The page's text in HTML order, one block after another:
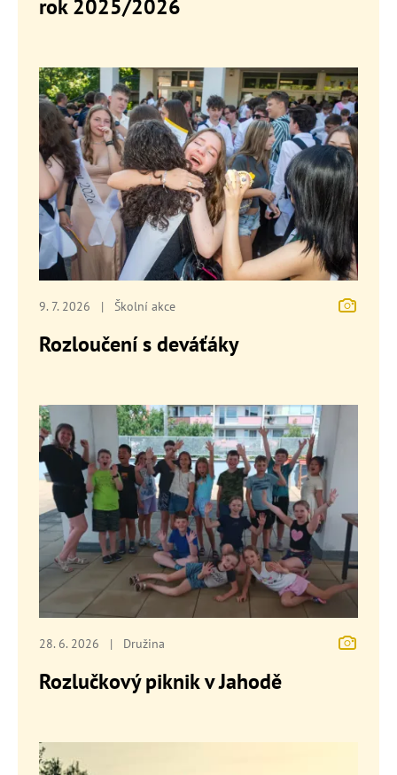
rok 2025/2026
9. 7. 2026 | Školní akce
Rozloučení s deváťáky
28. 6. 2026 | Družina
Rozlučkový piknik v Jahodě